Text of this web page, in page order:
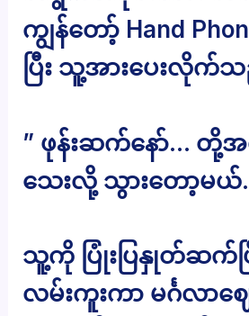
ကျွန်တော့် Hand
ပြီး သူ့အားပေးလိုက်
” ဖုန်းဆက်နော်… တို့
သေးလို့ သွားတော့မယ်
သူ့ကို ပြုံးပြနှုတ်ဆက်ပ
လမ်းကူးကာ မင်္ဂလာဈ